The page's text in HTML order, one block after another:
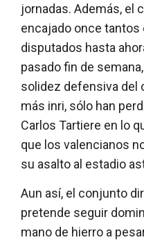
jornadas. Además, el
encajado once
disputados hasta
pasado fin de
solidez defensiva del
más inri, sólo han
Carlos Tartiere en lo
que los valencianos
su asalto al estadio
Aun así, el conjunto
pretende seguir
mano de hierro a